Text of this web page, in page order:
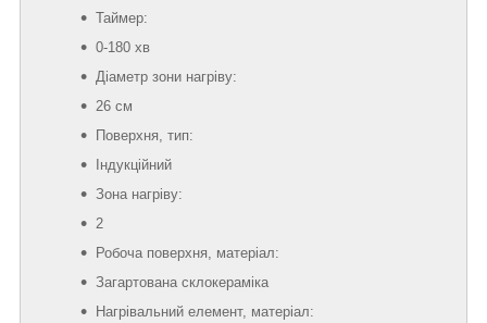
Таймер:
0-180 хв
Діаметр зони нагріву:
26 см
Поверхня, тип:
Індукційний
Зона нагріву:
2
Робоча поверхня, матеріал:
Загартована склокераміка
Нагрівальний елемент, матеріал: